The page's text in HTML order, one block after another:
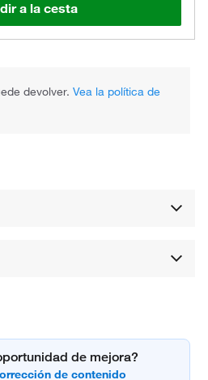
a la cesta
devolver.Vea la política de
de mejora?